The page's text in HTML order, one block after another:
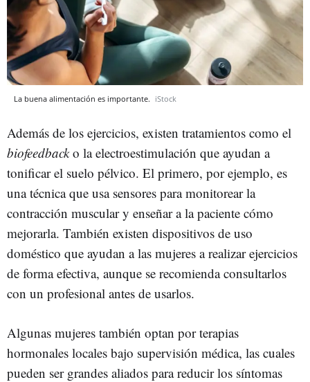
La buena alimentación es importante. iStock
Además de los ejercicios, existen tratamientos como el
biofeedbacko la electroestimulación que ayudan a
tonificar el suelo pélvico. El primero, por ejemplo, es
una técnica que usa sensores para monitorear la
contracción muscular y enseñar a la paciente cómo
mejorarla. También existen dispositivos de uso
doméstico que ayudan a las mujeres a realizar ejercicios
de forma efectiva, aunque se recomienda consultarlos
con un profesional antes de usarlos.
Algunas mujeres también optan por terapias
hormonales locales bajo supervisión médica, las cuales
pueden ser grandes aliados para reducir los síntomas